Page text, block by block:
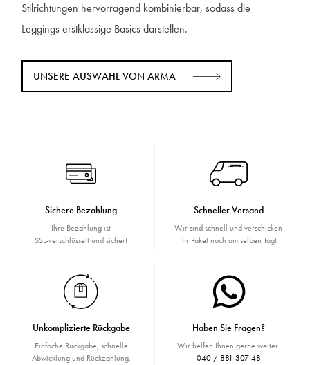
Stilrichtungen hervorragend kombinierbar, sodass die
Leggings erstklassige Basics darstellen.
UNSERE AUSWAHL VON ARMA
Sichere Bezahlung
Ihre Bezahlung ist
SSL-verschlüsselt und sicher!
Schneller Versand
Wir sind schnell und verschicken
Ihr Paket noch am selben Tag!
Unkomplizierte Rückgabe
Einfache Rückgabe, schnelle
Abwicklung und Rückzahlung.
Haben Sie Fragen?
Wir helfen Ihnen gerne weiter.
040 / 881 307 48